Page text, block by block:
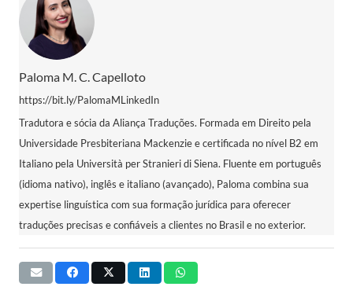
Paloma M. C. Capelloto
https://bit.ly/PalomaMLinkedIn
Tradutora e sócia da Aliança Traduções. Formada em Direito pela
Universidade Presbiteriana Mackenzie e certificada no nível B2 em
Italiano pela Università per Stranieri di Siena. Fluente em português
(idioma nativo), inglês e italiano (avançado), Paloma combina sua
expertise linguística com sua formação jurídica para oferecer
traduções precisas e confiáveis a clientes no Brasil e no exterior.